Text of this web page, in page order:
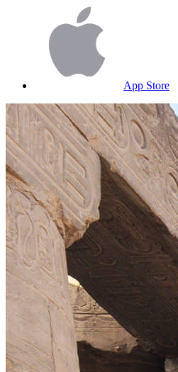
App Store